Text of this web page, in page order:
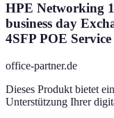
HPE Networking
business day
4SFP POE
office-partner.de
Dieses Produkt bietet
Unterstützung Ihrer